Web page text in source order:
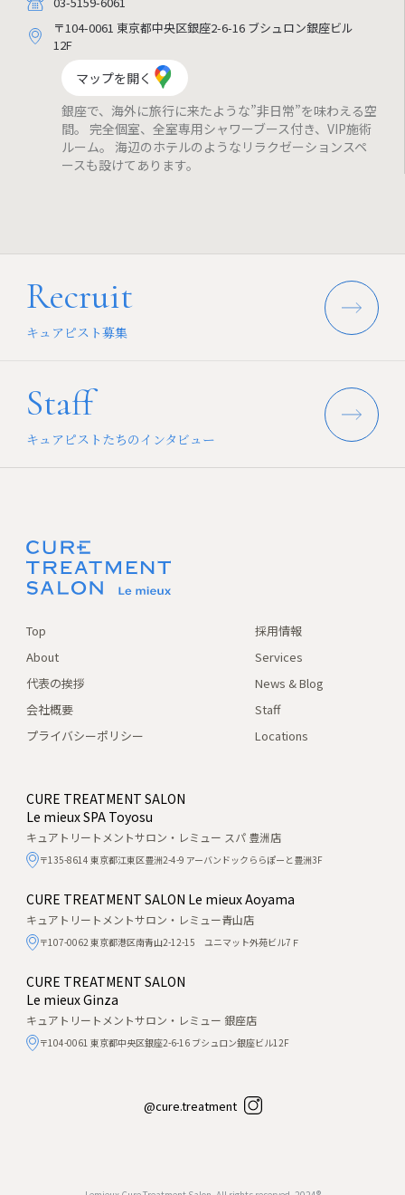
〒104-0061 東京都中央区銀座2-6-16 ブシュロン銀座ビル
12F
マップを開く
銀座で、海外に旅行に来たような”非日常”を味わえる空
間。 完全個室、全室専用シャワーブース付き、VIP施術
ルーム。 海辺のホテルのようなリラクゼーションスペ
ースも設けてあります。
Recruit
キュアピスト募集
Staff
キュアピストたちのインタビュー
Top
採用情報
About
Services
代表の挨拶
News & Blog
会社概要
Staff
プライバシーポリシー
Locations
@cure.treatment
CURE TREATMENT SALON
Le mieux SPA Toyosu
キュアトリートメントサロン・レミュー スパ 豊洲店
〒135-8614 東京都江東区豊洲2-4-9 アーバンドックららぽーと豊洲3F
CURE TREATMENT SALON Le mieux Aoyama
キュアトリートメントサロン・レミュー青山店
〒107-0062 東京都港区南青山2-12-15 ユニマット外苑ビル7Ｆ
CURE TREATMENT SALON
Le mieux Ginza
キュアトリートメントサロン・レミュー 銀座店
〒104-0061 東京都中央区銀座2-6-16 ブシュロン銀座ビル12F